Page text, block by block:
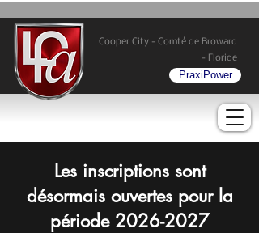
Cooper City - Comté de Broward
- Floride
PraxiPower
Les inscriptions sont
désormais ouvertes pour la
période 2026-2027